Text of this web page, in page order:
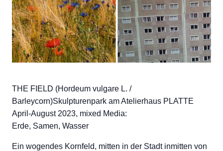
THE FIELD (Hordeum vulgare L. /
Barleycorn)Skulpturenpark am Atelierhaus PLATTE
April-August 2023, mixed Media:
Erde, Samen, Wasser
Ein wogendes Kornfeld, mitten in der Stadt inmitten von